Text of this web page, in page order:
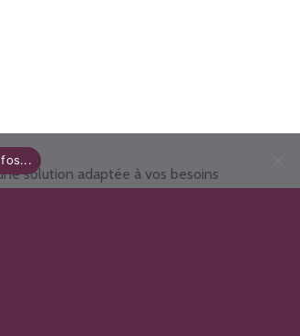
solution adaptée à vos besoins